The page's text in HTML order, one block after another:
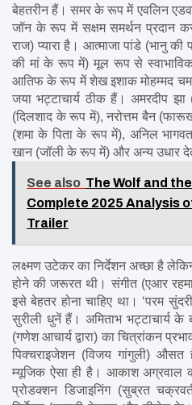
बेहतरीन हैं। समर के रूप में एवलिन
जॉन के रूप में सक्षम समर्थन प्रदान
राज) प्यारा है। आत्माजा पांडे (भानु
की मां के रूप में) मूल रूप से
आतिफ के रूप में शेख इशाक मोहम्मद
जया भट्टाचार्य ठीक हैं। अमरदीप
(दिलशाद के रूप में), नरोत्तम बैन
(शमा के पिता के रूप में), अनिल
खान (जॉली के रूप में) और अन्य उधार
See also The Wolf and
Complete 2025 Analysis
Trailer
लक्ष्मण उटेकर का निर्देशन अच्छा है
होने की जरूरत थी। संगीत (एआर
इसे बेहतर होना चाहिए था। ‘परम
सुरीली धुनें हैं। अमिताभ भट्टाचार्य के
(गणेश आचार्य द्वारा) का चित्रांकन
पिक्चराइजेशन (विजय गांगुली)
म्यूजिक ऐसा ही है। आकाश अग्रवाल
प्रोडक्शन डिजाइनिंग (सुब्रत